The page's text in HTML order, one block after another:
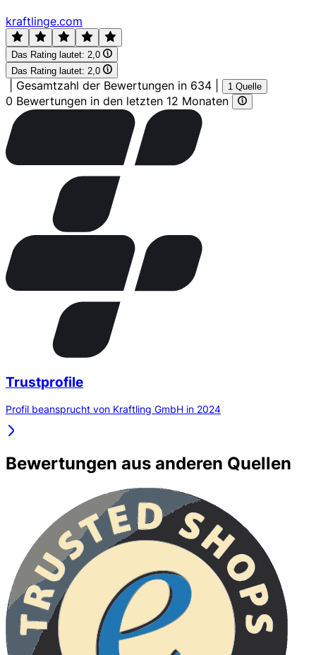
kraftlinge.com
Das Rating lautet: 2,0
Das Rating lautet: 2,0
Gesamtzahl der Bewertungen in 634 1 Quelle
0 Bewertungen in den letzten 12 Monaten
Trustprofile
Profil beansprucht von Kraftling GmbH in 2024
Bewertungen aus anderen Quellen